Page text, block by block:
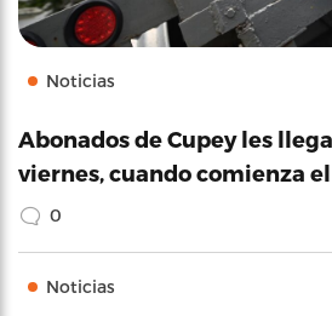
Noticias
Abonados de Cupey les
viernes, cuando comienza
0
Noticias